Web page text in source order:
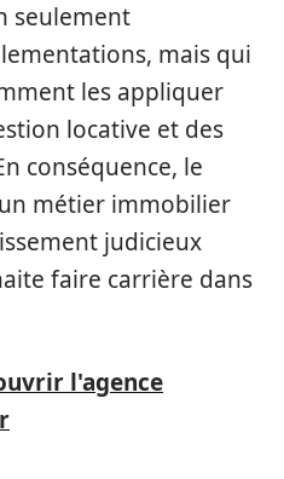
seulement
mais qui
les appliquer
locative et des
conséquence, le
métier immobilier
judicieux
faire carrière dans
l'agence